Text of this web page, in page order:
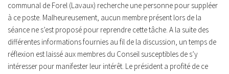
communal de Forel (Lavaux) recherche une personne pour suppléer
à ce poste. Malheureusement, aucun membre présent lors de la
séance ne s’est proposé pour reprendre cette tâche. A la suite des
différentes informations fournies au fil de la discussion, un temps de
réflexion est laissé aux membres du Conseil susceptibles de s’y
intéresser pour manifester leur intérêt. Le président a profité de ce